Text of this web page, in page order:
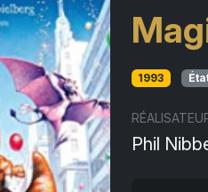
1993
Phil